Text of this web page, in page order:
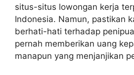
situs-situs lowongan kerja
Indonesia. Namun, pastikan
berhati-hati terhadap
pernah memberikan uang
manapun yang menjanjikan